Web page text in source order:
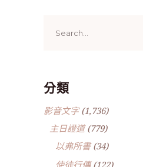
for:
分類
影音文字(1,736)
主日證道(779)
以弗所書(34)
使徒行傳(122)